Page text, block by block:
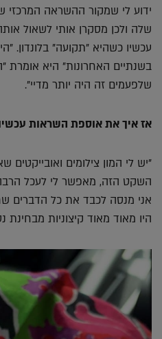
ידוע לי שמקור ההשראה המרכזי
שלה ולכן מסקרן אותי לשאול
עכשיו כשהיא "תקועה" בלונדון.
בשנתיים האחרונות" היא אומרת
שלפעמים זה היה יותר מדיי".
אז איך את אוספת השראות
"יש לי המון צילומים ואובייקטים
השקט הזה, מאפשר לי לעכל
אני מנסה לכבד את כל הדברים
היו מאוד מאוד קיצוניות מבחינת